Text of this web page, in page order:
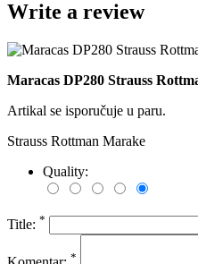
Write a review
Maracas DP280 Strauss
Artikal se isporučuje u paru.
Strauss Rottman Marake
Quality:
Title: *
*